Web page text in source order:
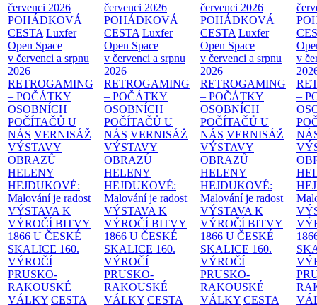
červenci 2026
POHÁDKOVÁ
CESTA Luxfer
Open Space
v červenci a srpnu
2026
RETROGAMING
– POČÁTKY
OSOBNÍCH
POČÍTAČŮ U
NÁS VERNISÁŽ
VÝSTAVY
OBRAZŮ
HELENY
HEJDUKOVÉ:
Malování je radost
VÝSTAVA K
VÝROČÍ BITVY
1866 U ČESKÉ
SKALICE 160.
VÝROČÍ
PRUSKO-
RAKOUSKÉ
VÁLKY CESTA
červenci 2026
POHÁDKOVÁ
CESTA Luxfer
Open Space
v červenci a srpnu
2026
RETROGAMING
– POČÁTKY
OSOBNÍCH
POČÍTAČŮ U
NÁS VERNISÁŽ
VÝSTAVY
OBRAZŮ
HELENY
HEJDUKOVÉ:
Malování je radost
VÝSTAVA K
VÝROČÍ BITVY
1866 U ČESKÉ
SKALICE 160.
VÝROČÍ
PRUSKO-
RAKOUSKÉ
VÁLKY CESTA
červenci 2026
POHÁDKOVÁ
CESTA Luxfer
Open Space
v červenci a srpnu
2026
RETROGAMING
– POČÁTKY
OSOBNÍCH
POČÍTAČŮ U
NÁS VERNISÁŽ
VÝSTAVY
OBRAZŮ
HELENY
HEJDUKOVÉ:
Malování je radost
VÝSTAVA K
VÝROČÍ BITVY
1866 U ČESKÉ
SKALICE 160.
VÝROČÍ
PRUSKO-
RAKOUSKÉ
VÁLKY CESTA
v
–